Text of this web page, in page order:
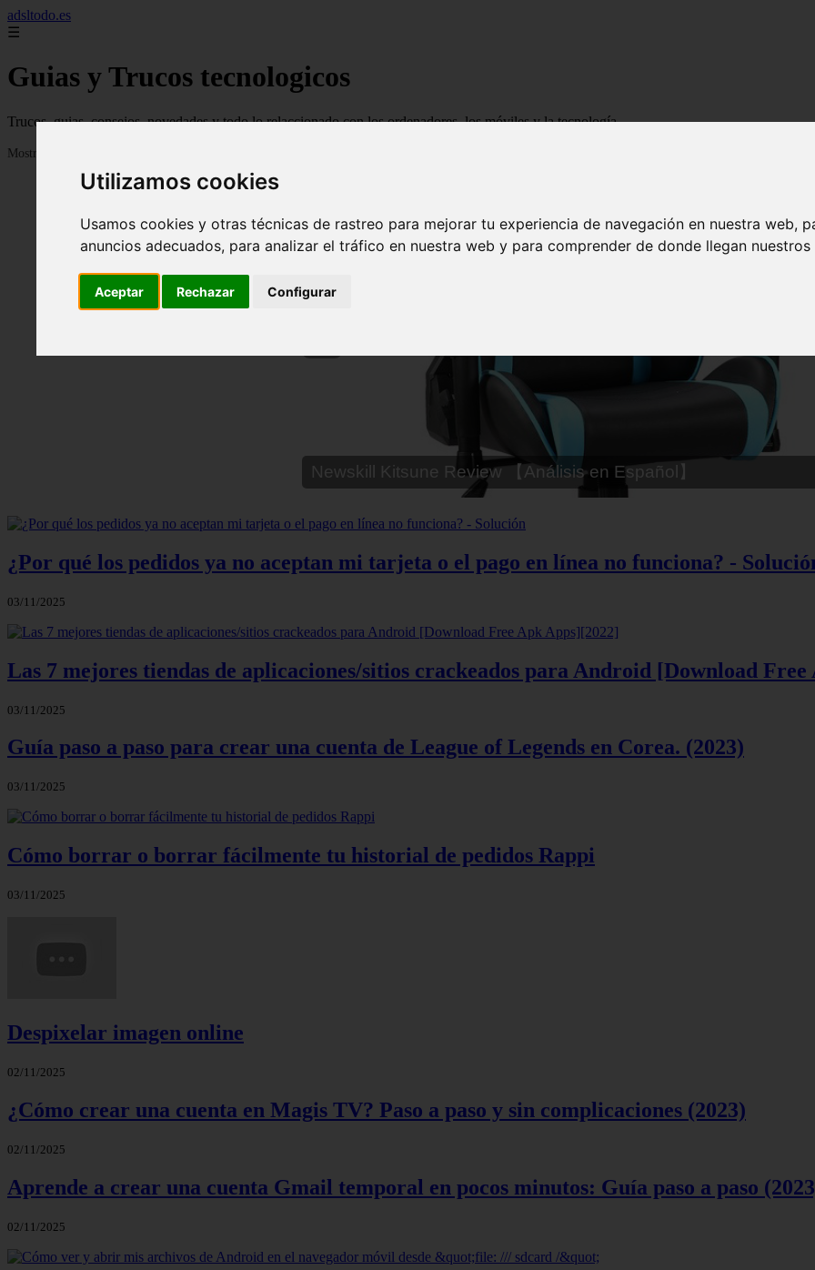
Utilizamos cookies
Usamos cookies y otras técnicas de rastreo para mejorar tu experiencia de navegación en nuestra web,
anuncios adecuados, para analizar el tráfico en nuestra web y para comprender de donde llegan
Aceptar Rechazar Configurar
adsltodo.es
☰
Guias y Trucos tecnologicos
Trucos, guias, consejos, novedades y todo lo relaccionado con los ordenadores, los móviles y la tecnología
Mostrando 1 - 24 de 148 artículos
Newskill Kitsune Review 【Análisis en Español】
¿Por qué los pedidos ya no aceptan mi tarjeta o el pago en línea no funciona? -
03/11/2025
Las 7 mejores tiendas de aplicaciones/sitios crackeados para Android [Download
03/11/2025
Guía paso a paso para crear una cuenta de League of Legends en Corea. (2023)
03/11/2025
Cómo borrar o borrar fácilmente tu historial de pedidos Rappi
03/11/2025
Despixelar imagen online
02/11/2025
¿Cómo crear una cuenta en Magis TV? Paso a paso y sin complicaciones (2023)
02/11/2025
Aprende a crear una cuenta Gmail temporal en pocos minutos: Guía paso a paso
02/11/2025